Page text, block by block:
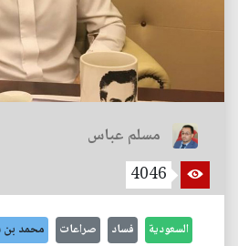
مسلم عباس
4046
السعودية فساد صراعات محمد بن